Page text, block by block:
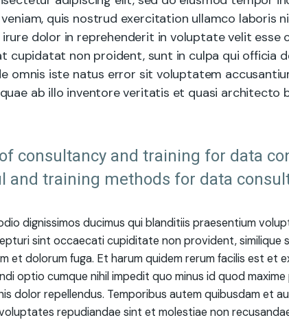
quis nostrud exercitation ullamco laboris
dolor in reprehenderit in voluptate velit esse
cupidatat non proident, sunt in culpa qui officia
omnis iste natus error sit voluptatem
ab illo inventore veritatis et quasi architecto
consultancy and training for data
and training methods for data
dignissimos ducimus qui blanditiis praesentium
sint occaecati cupiditate non provident, similique
et dolorum fuga. Et harum quidem rerum facilis est et
optio cumque nihil impedit quo minus id quod
dolor repellendus. Temporibus autem quibusdam et
repudiandae sint et molestiae non